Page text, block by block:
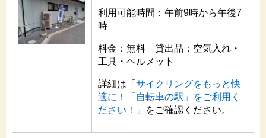
利用可能時間：午前9時から午後7
時
料金：無料 貸出品：空気入れ・
工具・ヘルメット
詳細は「 サイクリングをもっと快
適に！「自転車の駅」をご利用く
ださい！
」をご確認ください。